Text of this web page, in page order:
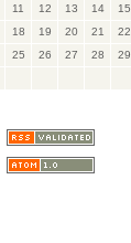
11 12 13 14
15
18 19 20 21
22
25 26 27 28
29